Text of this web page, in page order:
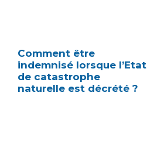
Comment être
indemnisé lorsque l’Etat
de catastrophe
naturelle est décrété ?